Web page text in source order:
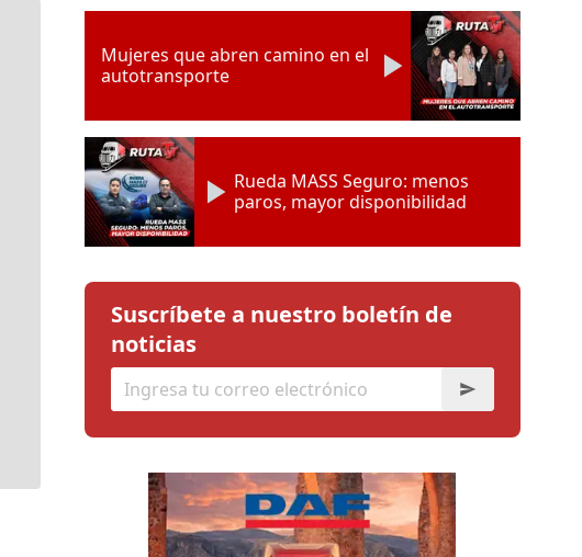
Mujeres que abren camino en el
autotransporte
Rueda MASS Seguro: menos
paros, mayor disponibilidad
Suscríbete a nuestro boletín de
noticias